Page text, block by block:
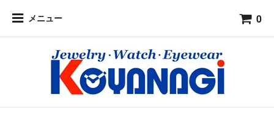
メニュー 0